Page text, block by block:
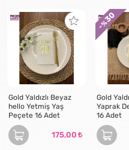
Gold Yaldızlı Beyaz
hello Yetmiş Yaş
Peçete 16 Adet
175,00
Gold
Yaprak
16 Adet
- %
30